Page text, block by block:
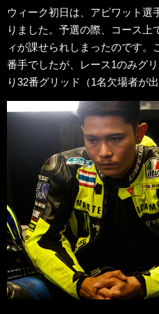
ウィーク初日は、アピワット選
りました。予選の際、コース上
ィが課せられしまったのです。
番手でしたが、レース1のみグ
り32番グリッド（1名欠場者が